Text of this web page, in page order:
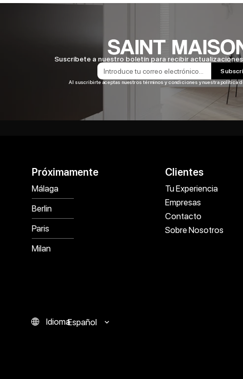
Suscríbete a nuestro boletín para recibir
Al suscribirte aceptas nuestros términos y condiciones y nuestra política
Próximamente
Málaga
Berlin
Paris
Milan
Clientes
Tu Experiencia
Empresas
Contacto
Sobre Nosotros
IdiomaEspañol
English